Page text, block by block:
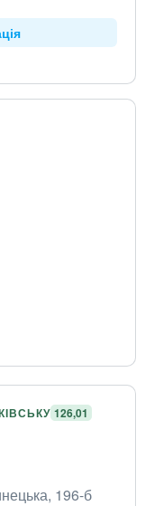
126,01
196-б